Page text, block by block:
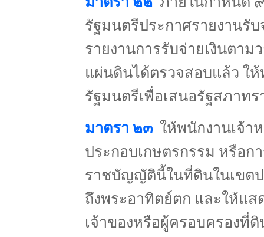
รัฐมนตรีประกาศรายงานรับ
รายงานการรับจ่ายเงินตา
แผ่นดินได้ตรวจสอบแล้ว ใ
รัฐมนตรีเพื่อเสนอรัฐสภาทร
มาตรา ๒๓ให้พนักงานเจ้า
ประกอบเกษตรกรรม หรือก
ราชบัญญัตินี้ในที่ดินในเขต
ถึงพระอาทิตย์ตก และให้แส
เจ้าของหรือผู้ครอบครองที่